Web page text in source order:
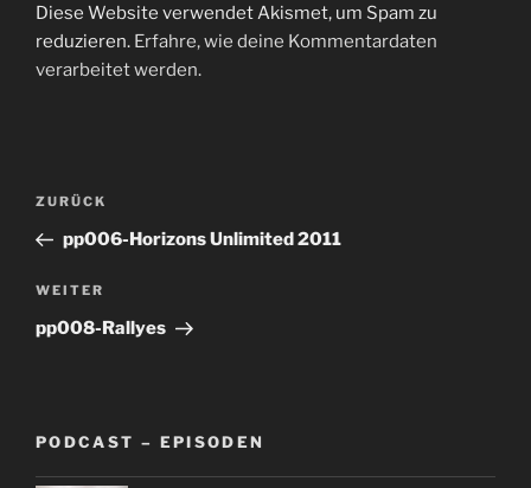
Diese Website verwendet Akismet, um Spam zu
reduzieren. Erfahre, wie deine Kommentardaten
verarbeitet werden.
Beitragsnavigation
Vorheriger
Beitrag
ZURÜCK
pp006-Horizons Unlimited 2011
Nächster
Beitrag
WEITER
pp008-Rallyes
PODCAST – EPISODEN